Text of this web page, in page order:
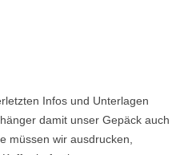
Infos und Unterlagen
damit unser Gepäck auch
müssen wir ausdrucken,